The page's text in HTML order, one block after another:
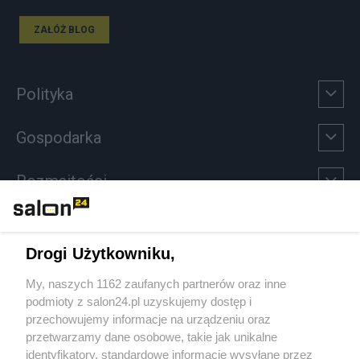
ZAŁÓŻ BLOG
Polityka
Gospodarka
Rozmaitości
Sport
Społeczeństwo
Kultura
Drogi Użytkowniku,
My, naszych 1162 zaufanych partnerów oraz inne
podmioty z salon24.pl uzyskujemy dostęp i
przechowujemy informacje na urządzeniu oraz
przetwarzamy dane osobowe, takie jak unikalne
identyfikatory, standardowe informacje wysyłane przez